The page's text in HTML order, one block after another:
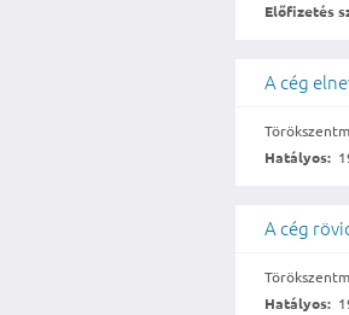
Előfizetés
A cég
Hatályos:
A cég
Hatályos: